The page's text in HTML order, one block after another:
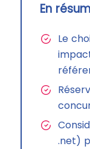
En
Le
.net)